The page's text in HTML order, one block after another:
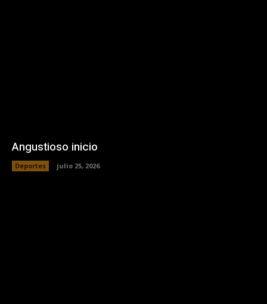
Angustioso inicio
Deportes julio 25, 2026